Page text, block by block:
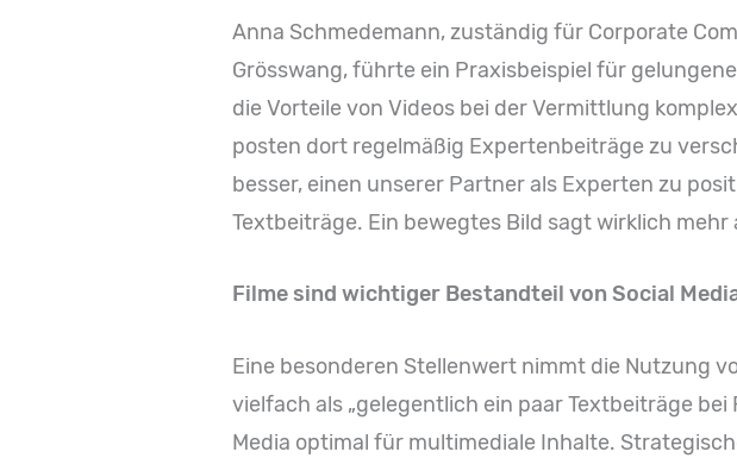
Anna Schmedemann, zuständig für Corporate
Grösswang, führte ein Praxisbeispiel für
die Vorteile von Videos bei der Vermittlung
posten dort regelmäßig Expertenbeiträge zu
besser, einen unserer Partner als Experten zu
Textbeiträge. Ein bewegtes Bild sagt wirklich mehr
Filme sind wichtiger Bestandteil von Social
Eine besonderen Stellenwert nimmt die Nutzung
vielfach als „gelegentlich ein paar Textbeiträge
Media optimal für multimediale Inhalte.